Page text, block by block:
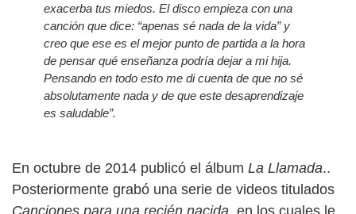
exacerba tus miedos. El disco empieza con una
canción que dice: “apenas sé nada de la vida” y
creo que ese es el mejor punto de partida a la hora
de pensar qué enseñanza podría dejar a mi hija.
Pensando en todo esto me di cuenta de que no sé
absolutamente nada y de que este desaprendizaje
es saludable”.
En octubre de 2014 publicó el álbum La Llamada..
Posteriormente grabó una serie de videos titulados
Canciones para una recién nacida, en los cuales le